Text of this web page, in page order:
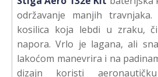
održavanje manjih
kosilica koja lebdi u zraku,
napora. Vrlo je lagana, ali
lakoćom manevrira i na
dizajn koristi